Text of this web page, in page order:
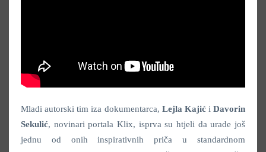
Mladi autorski tim iza dokumentarca, Lejla Kajić i Davorin
Sekulić, novinari portala Klix, isprva su htjeli da urade još
jednu od onih inspirativnih priča u standardnom